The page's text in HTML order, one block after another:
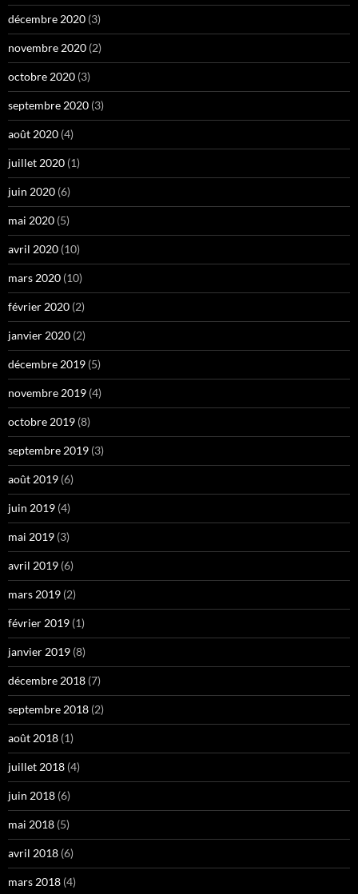
décembre 2020 (3)
novembre 2020 (2)
octobre 2020 (3)
septembre 2020 (3)
août 2020 (4)
juillet 2020 (1)
juin 2020 (6)
mai 2020 (5)
avril 2020 (10)
mars 2020 (10)
février 2020 (2)
janvier 2020 (2)
décembre 2019 (5)
novembre 2019 (4)
octobre 2019 (8)
septembre 2019 (3)
août 2019 (6)
juin 2019 (4)
mai 2019 (3)
avril 2019 (6)
mars 2019 (2)
février 2019 (1)
janvier 2019 (8)
décembre 2018 (7)
septembre 2018 (2)
août 2018 (1)
juillet 2018 (4)
juin 2018 (6)
mai 2018 (5)
avril 2018 (6)
mars 2018 (4)